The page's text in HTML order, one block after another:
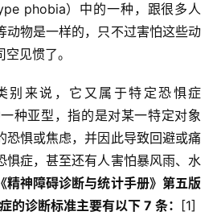
phobia）中的一种，跟很多人
动物是一样的，只不过害怕这些动
见惯了。
别来说，它又属于特定恐惧症
种亚型，指的是对某一特定对象
恐惧或焦虑，并因此导致回避或痛
惧症，甚至还有人害怕暴风雨、水
精神障碍诊断与统计手册》第五版
的诊断标准主要有以下 7 条：
[1]